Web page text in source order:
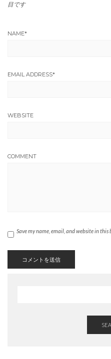
目です
NAME*
EMAIL ADDRESS*
WEBSITE
COMMENT
Save my name, email, and website in